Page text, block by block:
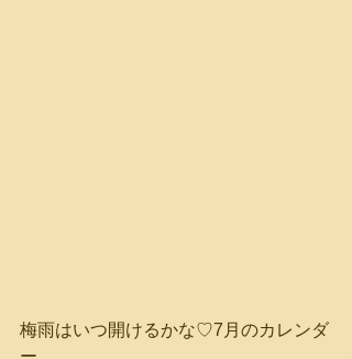
梅雨はいつ開けるかな♡7月のカレンダ